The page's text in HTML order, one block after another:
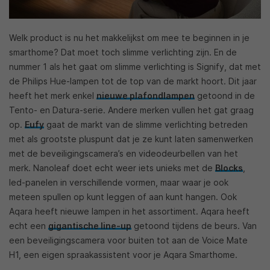
Welk product is nu het makkelijkst om mee te beginnen in je
smarthome? Dat moet toch slimme verlichting zijn. En de
nummer 1 als het gaat om slimme verlichting is Signify, dat met
de Philips Hue-lampen tot de top van de markt hoort. Dit jaar
heeft het merk enkel nieuwe plafondlampen getoond in de
Tento- en Datura-serie. Andere merken vullen het gat graag
op. Eufy gaat de markt van de slimme verlichting betreden
met als grootste pluspunt dat je ze kunt laten samenwerken
met de beveiligingscamera’s en videodeurbellen van het
merk. Nanoleaf doet echt weer iets unieks met de Blocks,
led-panelen in verschillende vormen, maar waar je ook
meteen spullen op kunt leggen of aan kunt hangen. Ook
Aqara heeft nieuwe lampen in het assortiment. Aqara heeft
echt een gigantische line-up getoond tijdens de beurs. Van
een beveiligingscamera voor buiten tot aan de Voice Mate
H1, een eigen spraakassistent voor je Aqara Smarthome.